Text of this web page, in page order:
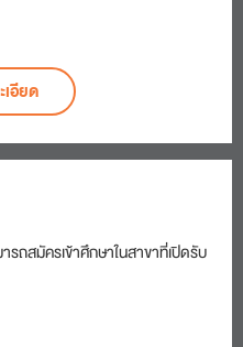
เอียด
สมัครเข้าศึกษาในสาขาที่เปิดรับ